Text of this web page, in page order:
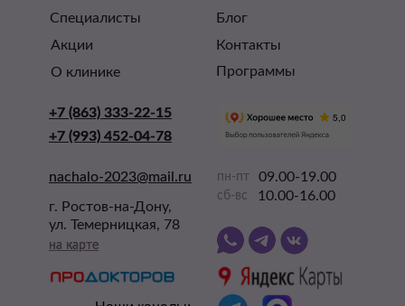
Блог
Контакты
О клинике
пн-пт 09.00-19.00
сб-вс 10.00-16.00
+7 (993) 452-04-78
+7 (993) 452-04-78
+7 (863) 333-22-15
+7 (863) 333-22-15
nachalo-2023@mail.ru
nachalo-2023@mail.ru
г. Ростов-на-Дону,
ул. Темерницкая, 78
на карте
на карте
Специалисты
Акции
Программы